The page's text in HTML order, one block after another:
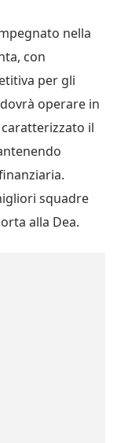
nella
con
per gli
operare in
il
squadre
alla Dea.